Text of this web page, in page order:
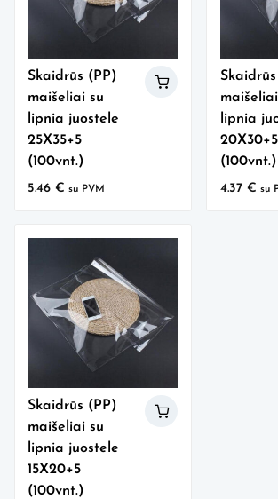
Skaidrūs (PP)
maišeliai su
lipnia juostele
25X35+5
(100vnt.)
5.46€ su PVM
lipnia
20X30+5
(100vnt.)
4.37 € su
Skaidrūs (PP)
maišeliai su
lipnia juostele
15X20+5
(100vnt.)